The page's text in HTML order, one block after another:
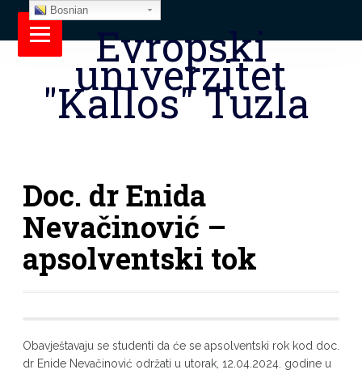
Evropski
univerzitet
"Kallos" Tuzla
Doc. dr Enida
Nevačinović –
apsolventski tok
Obavještavaju se studenti da će se apsolventski rok kod doc.
dr Enide Nevačinović održati u utorak, 12.04.2024. godine u
Bosnian